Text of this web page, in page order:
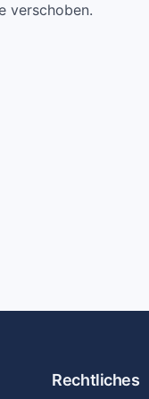
verschoben.
Rechtliches